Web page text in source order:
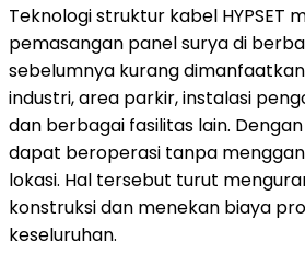
Teknologi struktur kabel HYPSET
pemasangan panel surya di
sebelumnya kurang
industri, area parkir, instalasi
dan berbagai fasilitas lain. Dengan
dapat beroperasi tanpa
lokasi. Hal tersebut turut
konstruksi dan menekan biaya
keseluruhan.